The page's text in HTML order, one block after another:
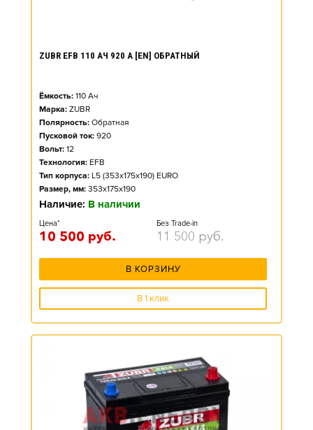
ZUBR EFB 110 АЧ 920 А [EN] ОБРАТНЫЙ
Ёмкость: 110 Ач
Марка: ZUBR
Полярность: Обратная
Пусковой ток: 920
Вольт: 12
Технология: EFB
Тип корпуса: L5 (353x175x190) EURO
Размер, мм: 353x175x190
Наличие: В наличии
Цена*
10 500 руб.
Без Trade-in
11 500 руб.
В КОРЗИНУ
В 1 клик